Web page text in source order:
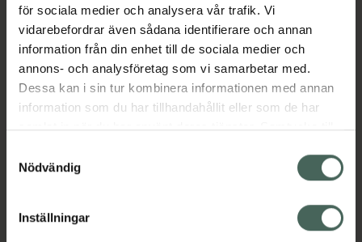
för sociala medier och analysera vår trafik. Vi
vidarebefordrar även sådana identifierare och annan
information från din enhet till de sociala medier och
annons- och analysföretag som vi samarbetar med.
Dessa kan i sin tur kombinera informationen med annan
information som du har tillhandahållit eller som de har
samlat in när du har använt deras tjänster. Samtycke till
återkalla ditt samtycke via webbplatsens
cookieinställningar. Ett återkallat samtycke påverkar inte
lagligheten av behandling som skett innan återkallelsen.
Nödvändig
Inställningar
Läs alltid bipacksedeln innan
användning.
07046260575981